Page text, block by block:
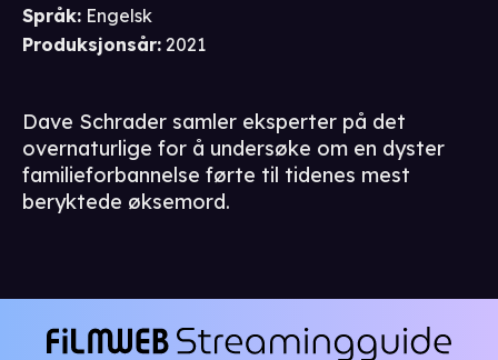
Språk: Engelsk
Produksjonsår: 2021
Dave Schrader samler eksperter på det
overnaturlige for å undersøke om en dyster
familieforbannelse førte til tidenes mest
beryktede øksemord.